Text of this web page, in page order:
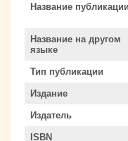
Название публикации
Название на другом
языке
Тип публикации
Издание
Издатель
ISBN